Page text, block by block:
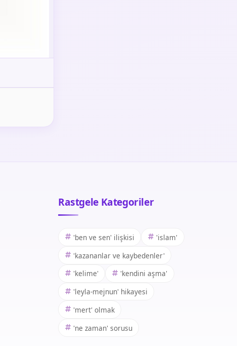
Rastgele Kategoriler
'ben ve sen' ilişkisi
'islam'
'kazananlar ve kaybedenler'
'kelime'
'kendini aşma'
'leyla-mejnun' hikayesi
'mert' olmak
'ne zaman' sorusu